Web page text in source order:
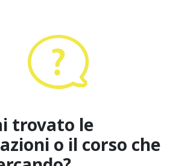
trovato le
o il corso che